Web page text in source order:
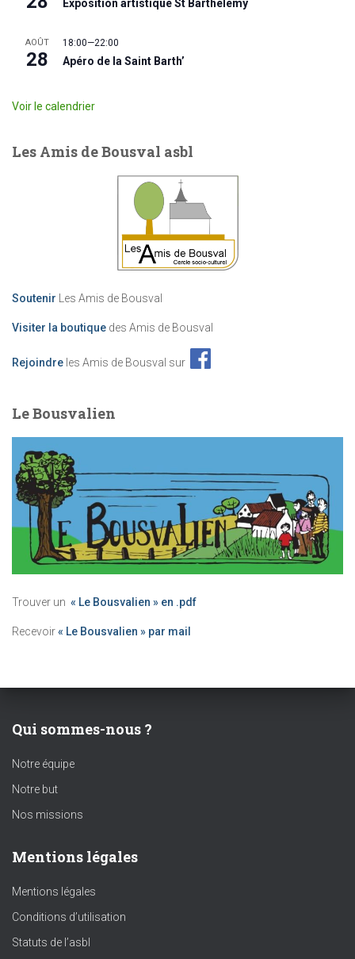
Exposition artistique St Barthélemy
AOÛT
28
18:00—22:00
Apéro de la Saint Barth’
Voir le calendrier
Les Amis de Bousval asbl
Soutenir Les Amis de Bousval
Visiter la boutique des Amis de Bousval
Rejoindre les Amis de Bousval sur
Le Bousvalien
Trouver un « Le Bousvalien » en .pdf
Recevoir« Le Bousvalien » par mail
Qui sommes-nous ?
Notre équipe
Notre but
Nos missions
Mentions légales
Mentions légales
Conditions d’utilisation
Statuts de l’asbl